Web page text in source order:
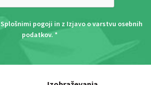
Splošnimi pogoji in z Izjavo o varstvu osebnih
podatkov. *